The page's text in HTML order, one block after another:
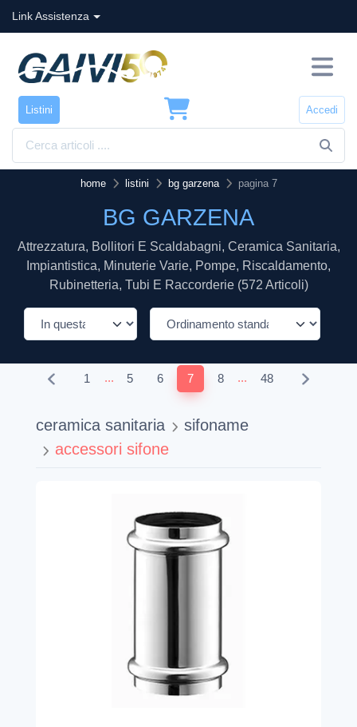
Link Assistenza
Listini Accedi
home listini bg garzena pagina 7
BG GARZENA
Attrezzatura, Bollitori E Scaldabagni, Ceramica Sanitaria,
Impiantistica, Minuterie Varie, Pompe, Riscaldamento,
Rubinetteria, Tubi E Raccorderie (572 Articoli)
1 ... 5 6 7 8 ... 48
ceramica sanitaria
sifoname
accessori sifone